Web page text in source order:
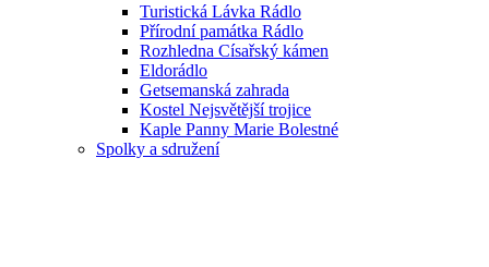
Turistická Lávka Rádlo
Přírodní památka Rádlo
Rozhledna Císařský kámen
Eldorádlo
Getsemanská zahrada
Kostel Nejsvětější trojice
Kaple Panny Marie Bolestné
Spolky a sdružení